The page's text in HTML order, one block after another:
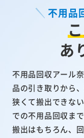
不用品
あ
不用品回収アール
品の引き取りから
狭くて搬出できな
での不用品回収ま
搬出はもちろん、